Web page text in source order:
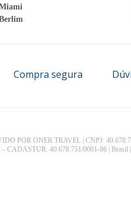
Compra segura
POR ONER TRAVEL | CNPJ:
CADASTUR: 40.678.751/0001-86 | Brasil |